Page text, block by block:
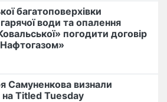
багатоповерхівки
води та опалення
погодити договір
Самуненкова визнали
Titled Tuesday